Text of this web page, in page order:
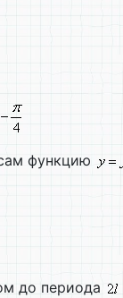
функцию
до периода